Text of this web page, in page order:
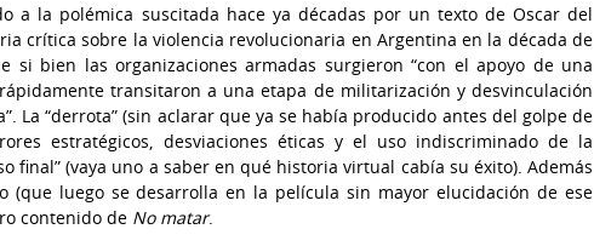
a la polémica suscitada hace ya décadas por un texto de Oscar del
crítica sobre la violencia revolucionaria en Argentina en la década de
si bien las organizaciones armadas surgieron “con el apoyo de una
transitaron a una etapa de militarización y desvinculación
La “derrota” (sin aclarar que ya se había producido antes del golpe de
estratégicos, desviaciones éticas y el uso indiscriminado de la
final” (vaya uno a saber en qué historia virtual cabía su éxito). Además
(que luego se desarrolla en la película sin mayor elucidación de ese
contenido de No matar.